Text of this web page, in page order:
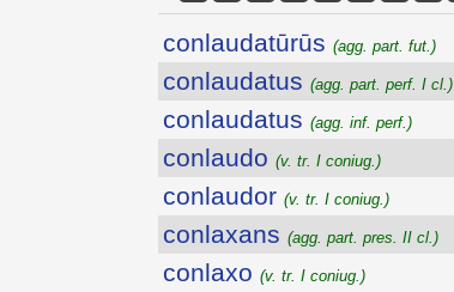
conlaudatūrūs (agg. part. fut.)
conlaudatus (agg. part. perf. I cl.)
conlaudatus (agg. inf. perf.)
conlaudo (v. tr. I coniug.)
conlaudor (v. tr. I coniug.)
conlaxans (agg. part. pres. II cl.)
conlaxo (v. tr. I coniug.)